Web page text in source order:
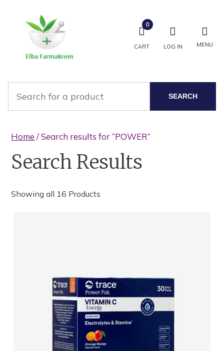
CART
0
LOG IN MENU
SEARCH
Home / Search results for “POWER”
Search Results
Showing all 16 Products